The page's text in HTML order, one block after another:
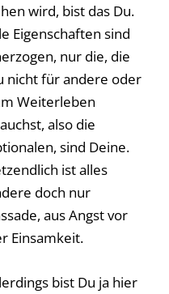
wird, bist das Du.
Eigenschaften sind
nur die, die
nicht für andere oder
Weiterleben
also die
sind Deine.
ist alles
doch nur
aus Angst vor
Einsamkeit.
bist Du ja hier